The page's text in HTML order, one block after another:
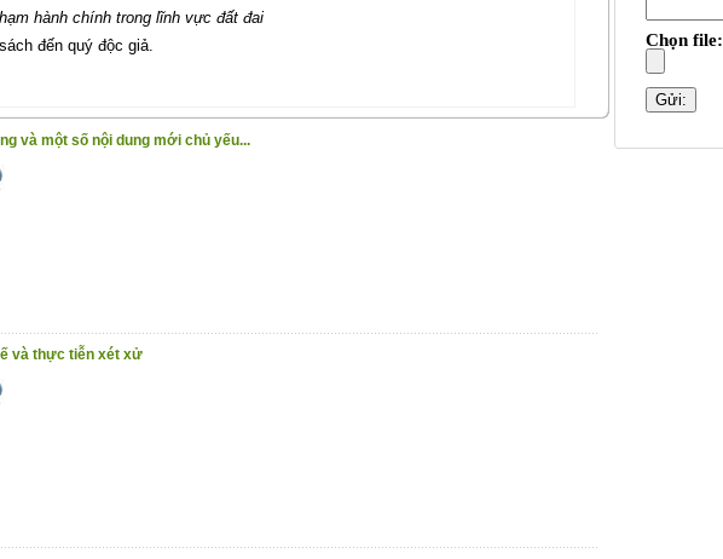
hành chính trong lĩnh vực đất đai
đến quý độc giả.
và một số nội dung mới chủ yếu...
và thực tiễn xét xử
Chọn file: